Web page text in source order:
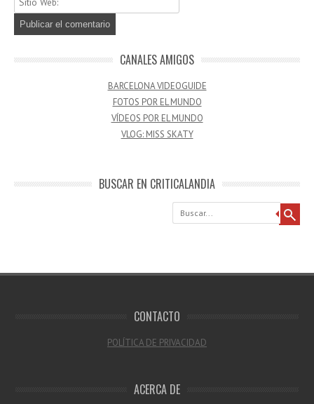
CANALES AMIGOS
BARCELONA VIDEOGUIDE
FOTOS POR EL MUNDO
VÍDEOS POR EL MUNDO
VLOG: MISS SKATY
BUSCAR EN CRITICALANDIA
Buscar
CONTACTO
POLÍTICA DE PRIVACIDAD
ACERCA DE